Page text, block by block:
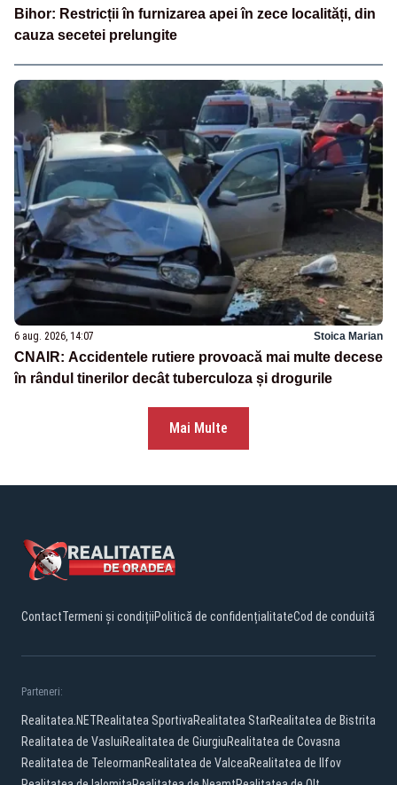
Bihor: Restricții în furnizarea apei în zece localități, din
cauza secetei prelungite
6 aug. 2026, 14:07 Stoica Marian
CNAIR: Accidentele rutiere provoacă mai multe decese
în rândul tinerilor decât tuberculoza și drogurile
Mai Multe
ContactTermeni și condițiiPolitică de confidențialitateCod de conduită
Parteneri:
Realitatea.NETRealitatea SportivaRealitatea StarRealitatea de Bistrita
Realitatea de VasluiRealitatea de GiurgiuRealitatea de Covasna
Realitatea de TeleormanRealitatea de ValceaRealitatea de Ilfov